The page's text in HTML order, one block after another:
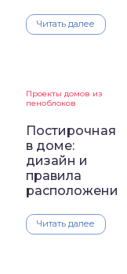
Читать далее
Проекты домов из
пеноблоков
Постирочная
в доме:
дизайн и
правила
расположения
Читать далее